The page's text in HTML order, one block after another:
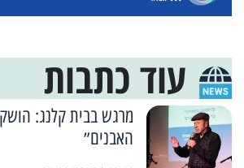
עוד כתבות
מרגש בבית קלנג:
האבנים״